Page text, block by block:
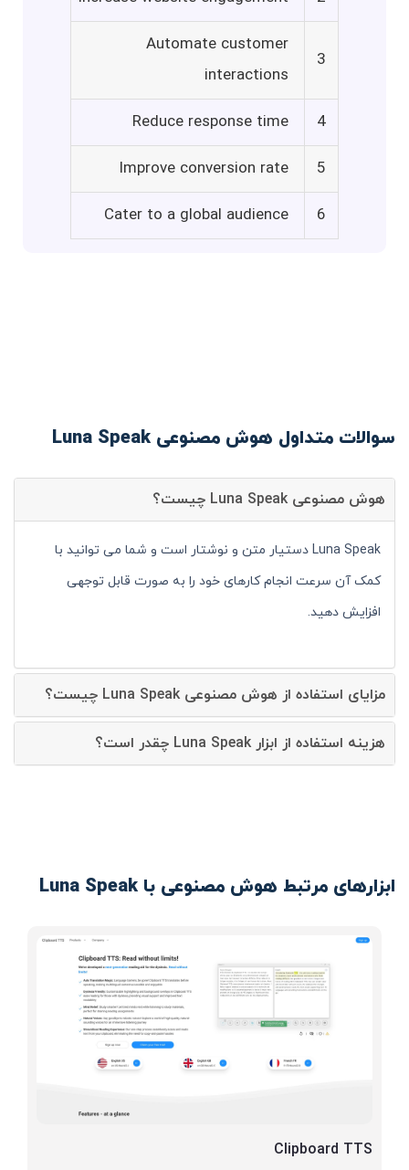
3
Automate customer
interactions
4
Reduce response time
5
Improve conversion rate
6
Cater to a global audience
سوالات متداول هوش مصنوعی Luna Speak
هوش مصنوعی Luna Speak چیست؟
Luna Speak دستیار متن و نوشتار است و شما می توانید با
کمک آن سرعت انجام کارهای خود را به صورت قابل توجهی
افزایش دهید.
مزایای استفاده از هوش مصنوعی Luna Speak چیست؟
هزینه استفاده از ابزار Luna Speak چقدر است؟
ابزارهای مرتبط هوش مصنوعی با Luna Speak
Clipboard TTS